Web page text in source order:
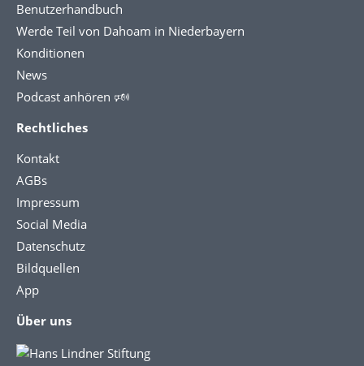
Benutzerhandbuch
Werde Teil von Dahoam in Niederbayern
Konditionen
News
Podcast anhören 🕬
Rechtliches
Kontakt
AGBs
Impressum
Social Media
Datenschutz
Bildquellen
App
Über uns